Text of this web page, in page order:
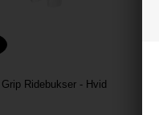
Ridebukser - Hvid